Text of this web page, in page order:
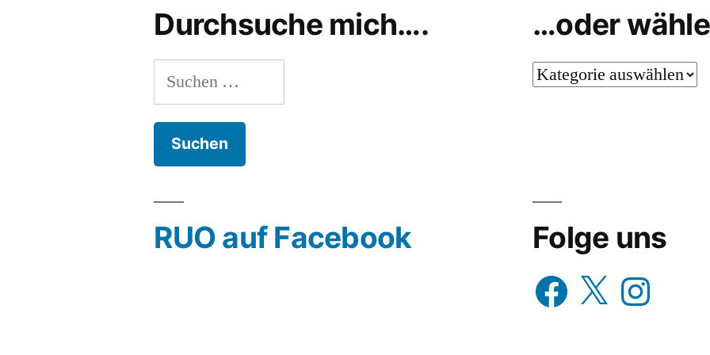
Durchsuche mich….
Suchen
nach:
…oder
…
RUO auf Facebook Folge uns
Facebook
X Instagram